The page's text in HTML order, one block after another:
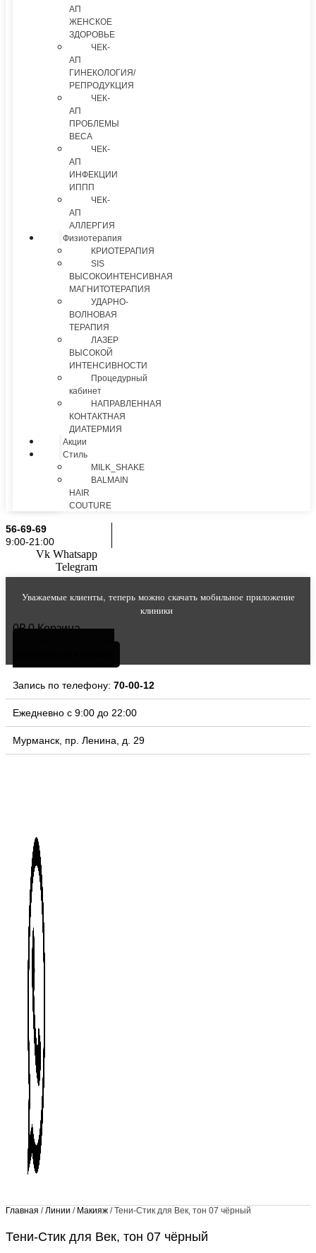
АП
ЖЕНСКОЕ
ЗДОРОВЬЕ
ЧЕК-
АП
ГИНЕКОЛОГИЯ/
РЕПРОДУКЦИЯ
ЧЕК-
АП
ПРОБЛЕМЫ
ВЕСА
ЧЕК-
АП
ИНФЕКЦИИ
ИППП
ЧЕК-
АП
АЛЛЕРГИЯ
Физиотерапия
КРИОТЕРАПИЯ
SIS
ВЫСОКОИНТЕНСИВНАЯ
МАГНИТОТЕРАПИЯ
УДАРНО-
ВОЛНОВАЯ
ТЕРАПИЯ
ЛАЗЕР
ВЫСОКОЙ
ИНТЕНСИВНОСТИ
Процедурный
кабинет
НАПРАВЛЕННАЯ
КОНТАКТНАЯ
ДИАТЕРМИЯ
Акции
Стиль
MILK_SHAKE
BALMAIN
HAIR
COUTURE
56-69-69
9:00-21:00
Vk Whatsapp
Telegram
Уважаемые клиенты, теперь можно скачать мобильное приложение
клиники
0₽ 0 Корзина
Запись по телефону: 70-00-12
Ежедневно с 9:00 до 22:00
Мурманск, пр. Ленина, д. 29
Главная /Линии / Макияж / Тени-Стик для Век, тон 07 чёрный
Тени-Стик для Век, тон 07 чёрный